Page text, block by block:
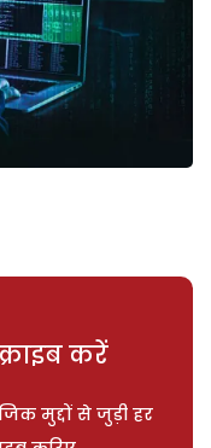
करें
मुद्दों से जुड़ी हर